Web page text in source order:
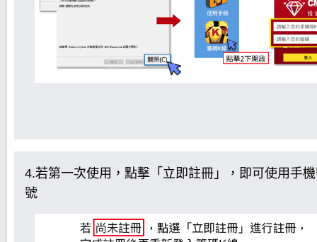
4.若第一次使用，點擊「立即註冊」，即可使用手
號